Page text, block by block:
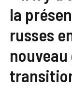
la
russes